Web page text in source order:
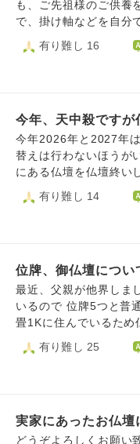
ィンのようにお水をお
ろしくお願い申し上げ
の世帯収入が月23万円
で生活費は19万円で
おかしいと自分は思っ
すと必ず感情的になっ
最近自分は仏壇や故人
りました。 LED線香やLEDローソク・造花にしようと提案
んてダメ！"とすごく
ただ母は"節約する"と
が薄いように感じられま
ソクLED線香や造花は
の話でお墓参りとかの
っています。
も、ご先祖様のご供養
で、掛け軸などを自分
寺さんに、掛け軸も先
ただきました（ネット
た。心も身体も軽くな
ひ、うちに来て拝んで
今、家にある仏壇は他
く気が引けまして。弱
か？
有り難し 16
今年、天中殺ですが
今年2026年と2027年
替えは行わないほうが
にある仏壇を仏壇終い
してお位牌を移そうと
宗です。 天中殺の時
い。ということも言わ
いのでしょうか？
有り難し 14
位牌、御仏壇につい
最近、父親が他界しました。 母親と弟、祖父
いるので 位牌5つと普通サ
畳1Kに住んでいるため
正直、私も結婚の予定
こそ今後困ると思います。 ただ、自分の生活も
うするのがベストなの
か。
有り難し 25
実家にあったお仏壇
どうぞよろしくお願い